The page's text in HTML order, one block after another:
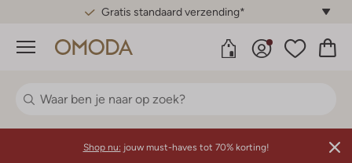
Gratis standaard verzending*
Menu
Shop nu: jouw must-haves tot 70% korting!